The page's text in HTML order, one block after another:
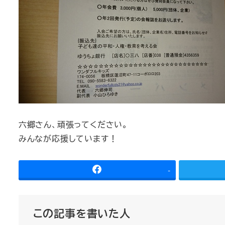
六郷さん、頑張ってください。
みんなが応援しています！
-
この記事を書いた人